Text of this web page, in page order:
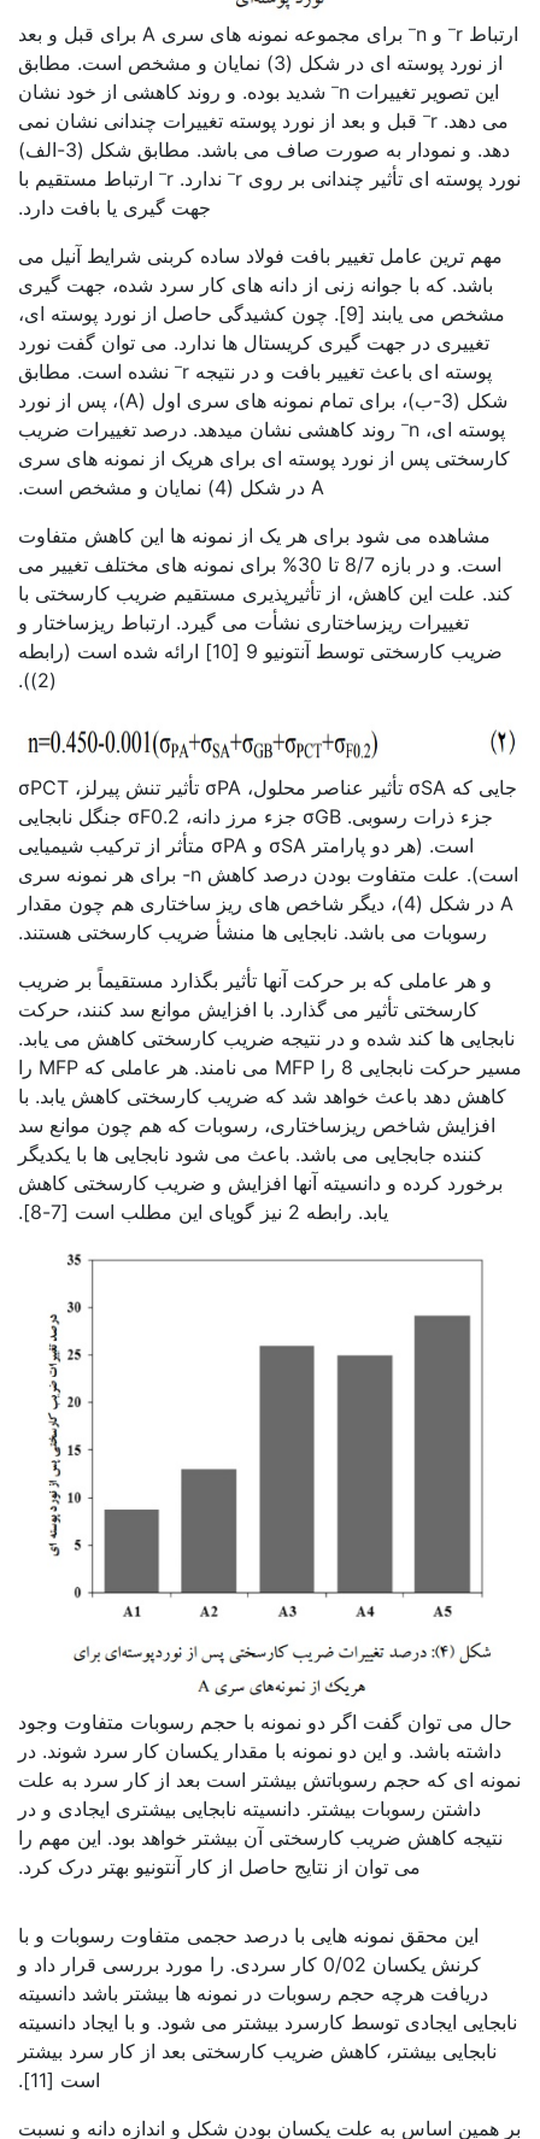
ارتباط r – و n –
برای مجموعه نمونه های سری A برای قبل و بعد
از نورد پوسته ای در شکل (3) نمایان و مشخص است. مطابق
این تصویر تغییرات n
– شدید بوده. و روند کاهشی از خود نشان
می دهد. r
– قبل و بعد از نورد پوسته تغییرات چندانی نشان نمی
دهد. و نمودار به صورت صاف می باشد. مطابق شکل (3-الف)
نورد پوسته ای تأثیر چندانی بر روی r
– ندارد. r – ارتباط مستقیم با
جهت گیری یا بافت دارد.
مهم ترین عامل تغییر بافت فولاد ساده کربنی شرایط آنیل می
باشد. که با جوانه زنی از دانه های کار سرد شده، جهت گیری
مشخص می یابند [9]. چون کشیدگی حاصل از نورد پوسته ای،
تغییری در جهت گیری کریستال ها ندارد. می توان گفت نورد
پوسته ای باعث تغییر بافت و در نتیجه r
– نشده است. مطابق
شکل (3-ب)، برای تمام نمونه های سری اول (A)، پس از نورد
پوسته ای، n
– روند کاهشی نشان میدهد. درصد تغییرات ضریب
کارسختی پس از نورد پوسته ای برای هریک از نمونه های سری
A در شکل (4) نمایان و مشخص است.
مشاهده می شود برای هر یک از نمونه ها این کاهش متفاوت
است. و در بازه 8/7 تا 30% برای نمونه های مختلف تغییر می
کند. علت این کاهش، از تأثیرپذیری مستقیم ضریب کارسختی با
تغییرات ریزساختاری نشأت می گیرد. ارتباط ریزساختار و
ضریب کارسختی توسط آنتونیو 9 [10] ارائه شده است (رابطه
(2)).
جایی که σSA تأثیر عناصر محلول، σPA تأثیر تنش پیرلز، σPCT
جزء ذرات رسوبی. σGB جزء مرز دانه، σF0.2 جنگل نابجایی
است. (هر دو پارامتر σSA و σPA متأثر از ترکیب شیمیایی
است). علت متفاوت بودن درصد کاهش n- برای هر نمونه سری
A در شکل (4)، دیگر شاخص های ریز ساختاری هم چون مقدار
رسوبات می باشد. نابجایی ها منشأ ضریب کارسختی هستند.
و هر عاملی که بر حرکت آنها تأثیر بگذارد مستقیماً بر ضریب
کارسختی تأثیر می گذارد. با افزایش موانع سد کنند، حرکت
نابجایی ها کند شده و در نتیجه ضریب کارسختی کاهش می یابد.
مسیر حرکت نابجایی 8 را MFP می نامند. هر عاملی که MFP را
کاهش دهد باعث خواهد شد که ضریب کارسختی کاهش یابد. با
افزایش شاخص ریزساختاری، رسوبات که هم چون موانع سد
کننده جابجایی می باشد. باعث می شود نابجایی ها با یکدیگر
برخورد کرده و دانسیته آنها افزایش و ضریب کارسختی کاهش
یابد. رابطه 2 نیز گویای این مطلب است [7-8].
حال می توان گفت اگر دو نمونه با حجم رسوبات متفاوت وجود
داشته باشد. و این دو نمونه با مقدار یکسان کار سرد شوند. در
نمونه ای که حجم رسوباتش بیشتر است بعد از کار سرد به علت
داشتن رسوبات بیشتر. دانسیته نابجایی بیشتری ایجادی و در
نتیجه کاهش ضریب کارسختی آن بیشتر خواهد بود. این مهم را
می توان از نتایج حاصل از کار آنتونیو بهتر درک کرد.
این محقق نمونه هایی با درصد حجمی متفاوت رسوبات و با
کرنش یکسان 0/02 کار سردی. را مورد بررسی قرار داد و
دریافت هرچه حجم رسوبات در نمونه ها بیشتر باشد دانسیته
نابجایی ایجادی توسط کارسرد بیشتر می شود. و با ایجاد دانسیته
نابجایی بیشتر، کاهش ضریب کارسختی بعد از کار سرد بیشتر
است [11].
بر همین اساس به علت یکسان بودن شکل و اندازه دانه و نسبت